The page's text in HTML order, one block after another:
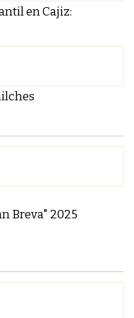
en Cajiz:
Breva" 2025